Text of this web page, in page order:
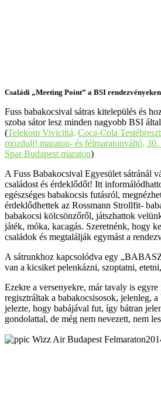
Családi „Meeting Point” a BSI rendezvényeken
Fuss babakocsival sátras kitelepülés és
szoba sátor lesz minden nagyobb BSI
(Telekom Vivicittá, Coca-Cola
mozdulj! maraton- és félmaratonváltó, 30.
Spar Budapest maraton)
A Fuss Babakocsival Egyesület sátránál
családost és érdeklődőt! Itt
egészséges babakocsis futásról,
érdeklődhettek az Rossmann Strollfit-
babakocsi kölcsönzőről, játszhattok
játék, móka, kacagás. Szeretnénk, hogy
családok és megtalálják egymást a
A sátrunkhoz kapcsolódva egy
van a kicsiket pelenkázni, szoptatni,
Ezekre a versenyekre, már tavaly is
regisztráltak a babakocsisosok, jelenleg,
jelezte, hogy babájával fut, így bátran
gondolattal, de még nem nevezett, nem